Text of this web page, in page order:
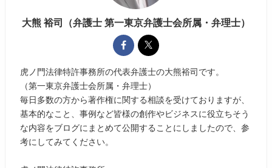
大熊 裕司（弁護士 第一東京弁護士会所属・弁理士）
虎ノ門法律特許事務所の代表弁護士の大熊裕司です。
（第一東京弁護士会所属・弁理士）
毎日多数の方から著作権に関する相談を受けておりますが、
基本的なこと、事例など皆様の創作やビジネスに役立ちそう
な内容をブログにまとめて公開することにしましたので、参
考にしてみてください。